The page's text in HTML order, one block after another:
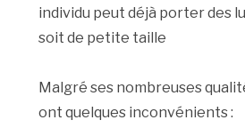
individu peut déjà porter des
soit de petite taille
Malgré ses nombreuses
ont quelques inconvénients :